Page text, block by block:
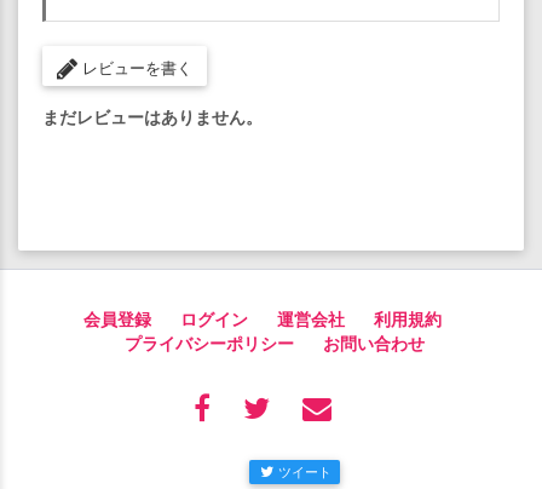
レビューを書く
まだレビューはありません。
会員登録 ログイン 運営会社
利用規約
プライバシーポリシー
お問い合わせ
ツイート